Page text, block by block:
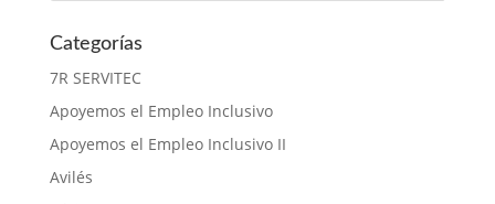
Categorías
7R SERVITEC
Apoyemos el Empleo Inclusivo
Apoyemos el Empleo Inclusivo II
Avilés